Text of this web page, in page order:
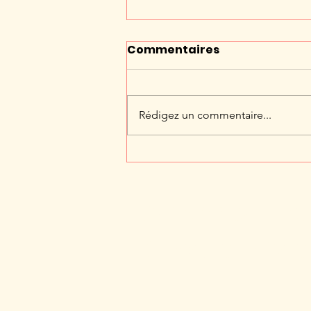
Commentaires
Rédigez un commentaire...